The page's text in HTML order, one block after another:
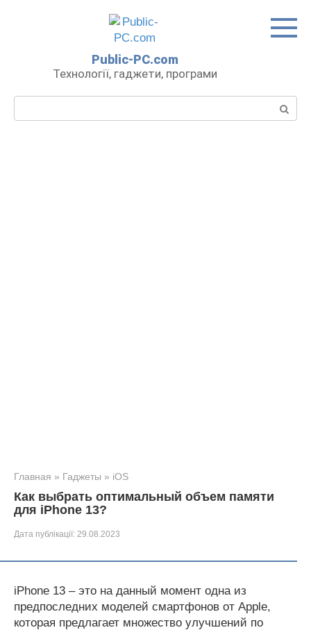
Public-PC.com
Технології, гаджети, програми
Главная » Гаджеты » iOS
Как выбрать оптимальный объем памяти
для iPhone 13?
Дата публікації: 29.08.2023
iPhone 13 – это на данный момент одна из
предпоследних моделей смартфонов от Apple,
которая предлагает множество улучшений по